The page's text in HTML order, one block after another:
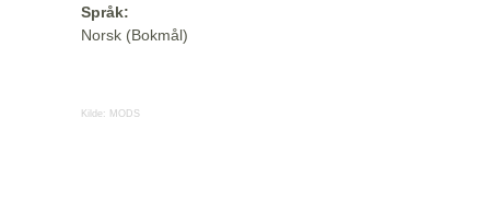
Språk:
Norsk (Bokmål)
Kilde: MODS